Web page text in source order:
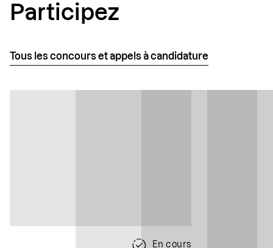
Participez
Tous les concours et appels à candidature
En cours